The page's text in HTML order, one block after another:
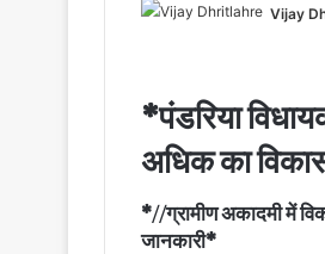
Vijay
*पंडरिया
अधिक का
*//ग्रामीण अकादमी में
जानकारी*